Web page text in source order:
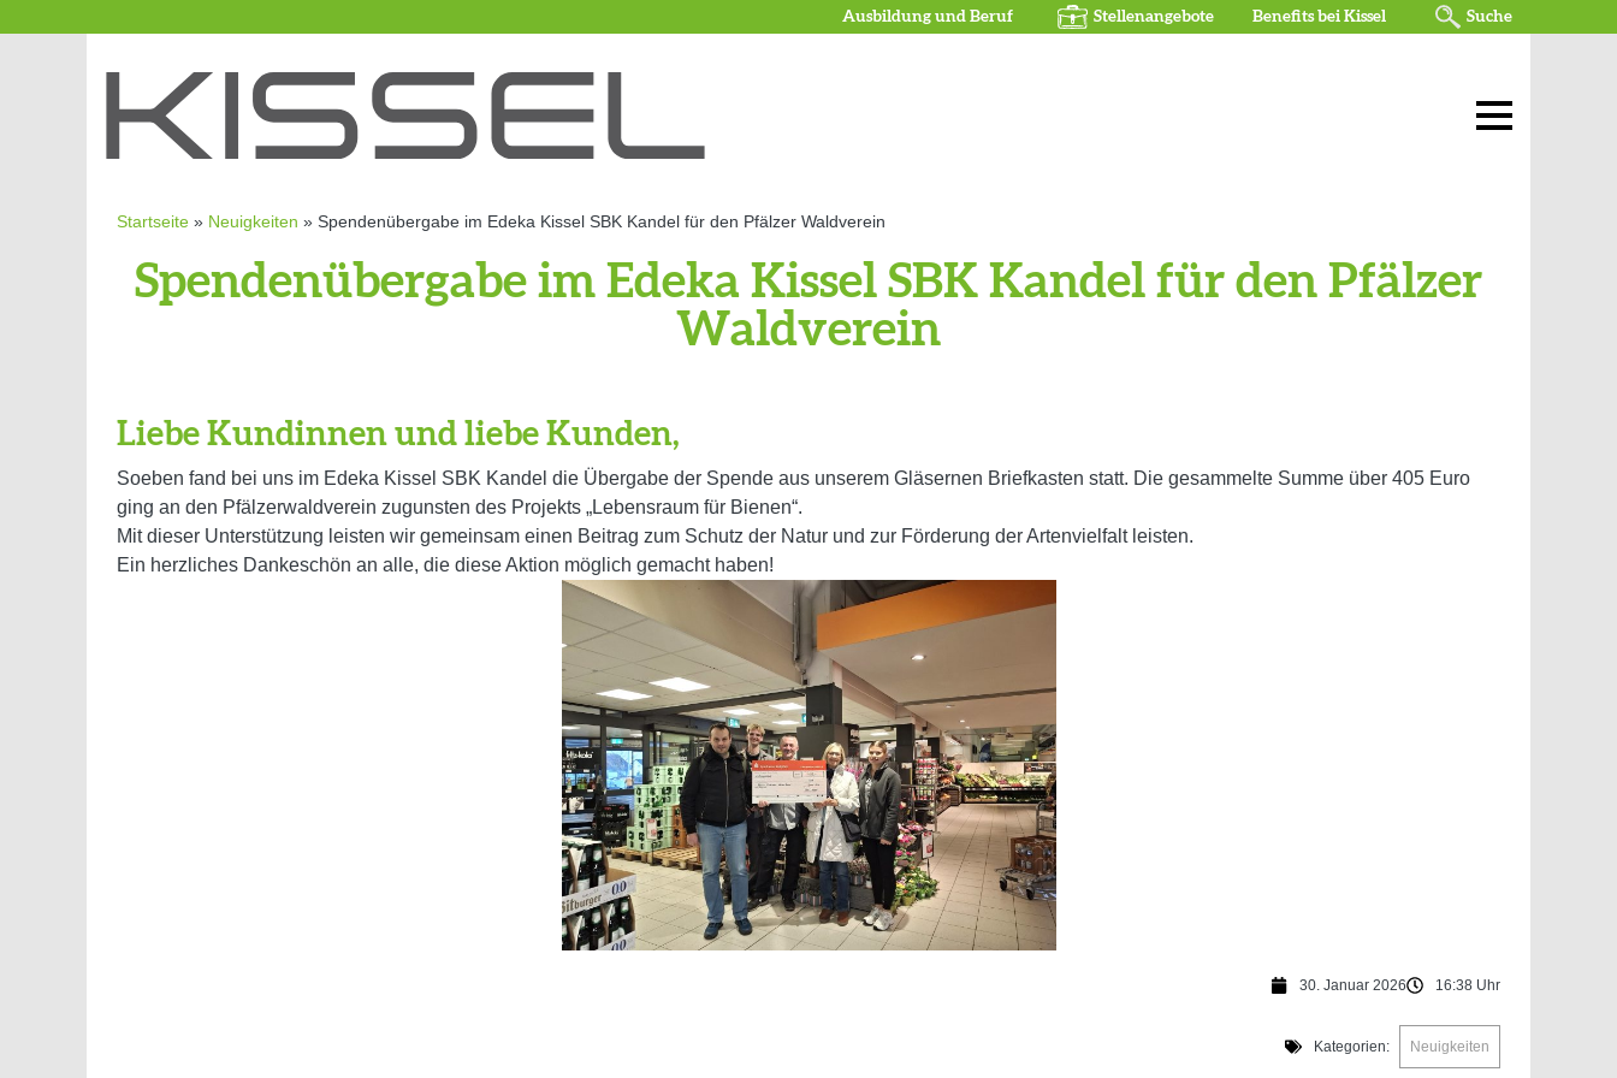
Ausbildung und Beruf Stellenangebote Benefits bei Kissel Suche
Startseite » Neuigkeiten » Spendenübergabe im Edeka Kissel SBK Kandel für den Pfälzer Waldverein
Spendenübergabe im Edeka Kissel SBK Kandel für den Pfälzer
Waldverein
Liebe Kundinnen und liebe Kunden,
Soeben fand bei uns im Edeka Kissel SBK Kandel die Übergabe der Spende aus unserem Gläsernen Briefkasten statt. Die gesammelte Summe über 405 Euro
ging an den Pfälzerwaldverein zugunsten des Projekts „Lebensraum für Bienen“.
Mit dieser Unterstützung leisten wir gemeinsam einen Beitrag zum Schutz der Natur und zur Förderung der Artenvielfalt leisten.
Ein herzliches Dankeschön an alle, die diese Aktion möglich gemacht haben!
30. Januar 2026 16:38 Uhr
Kategorien: Neuigkeiten